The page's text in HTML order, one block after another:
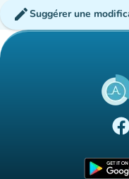
editSuggérer une